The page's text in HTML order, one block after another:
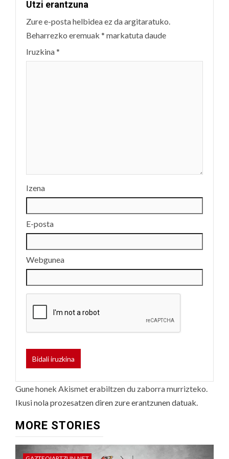
Utzi erantzuna
Zure e-posta helbidea ez da argitaratuko.
Beharrezko eremuak * markatuta daude
Iruzkina*
Izena
E-posta
Webgunea
Gune honek Akismet erabiltzen du zaborra murrizteko.
Ikusi nola prozesatzen diren zure erantzunen datuak.
MORE STORIES